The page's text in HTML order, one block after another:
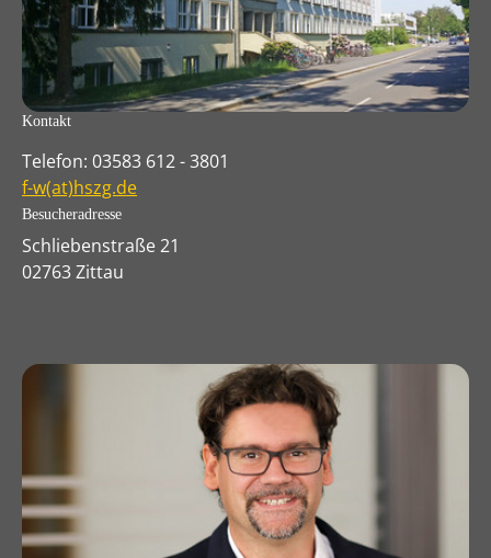
Kontakt
Telefon: 03583 612 - 3801
f-w(at)hszg.de
Besucheradresse
Schliebenstraße 21
02763 Zittau